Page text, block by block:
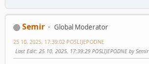
Semir
Global Moderator
25 10, 2025, 17:39:02 POSLIJEPODNE
Last Edit: 25 10, 2025, 17:39:29 POSLIJEPODNE by Semir